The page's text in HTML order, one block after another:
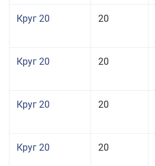
Круг 20 20
Круг 20 20
Круг 20 20
Круг 20 20